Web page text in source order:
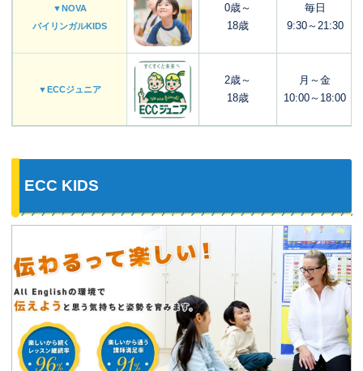
▼NOVA
バイリンガルKIDS
0歳～
18歳
毎日
9:30～21:30
▼ECCジュニア
2歳～
18歳
月～金
10:00～18:00
ECC KIDS